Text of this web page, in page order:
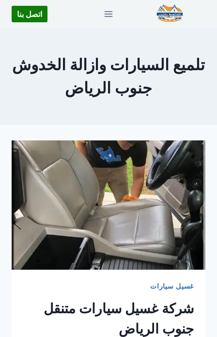
اتصل بنا
تلميع السيارات وازالة الخدوش
جنوب الرياض
غسيل سيارات
شركة غسيل سيارات متنقل
جنوب الرياض